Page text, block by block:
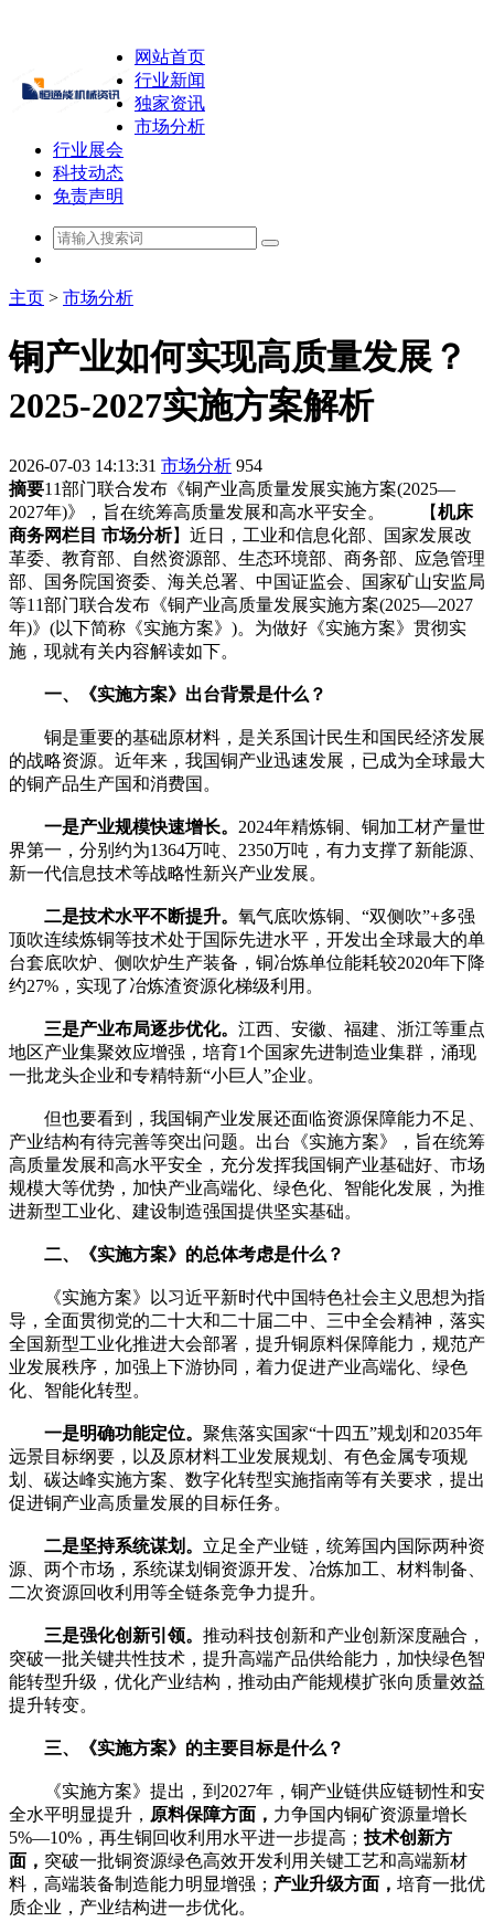
网站首页
行业新闻
独家资讯
市场分析
行业展会
科技动态
免责声明
主页 > 市场分析
铜产业如何实现高质量发展？
2025-2027实施方案解析
2026-07-03 14:13:31 市场分析 954
摘要11部门联合发布《铜产业高质量发展实施方案(2025—
2027年)》，旨在统筹高质量发展和高水平安全。 【机床
商务网栏目 市场分析】近日，工业和信息化部、国家发展改
革委、教育部、自然资源部、生态环境部、商务部、应急管理
部、国务院国资委、海关总署、中国证监会、国家矿山安监局
等11部门联合发布《铜产业高质量发展实施方案(2025—2027
年)》(以下简称《实施方案》)。为做好《实施方案》贯彻实
施，现就有关内容解读如下。
一、《实施方案》出台背景是什么？
铜是重要的基础原材料，是关系国计民生和国民经济发展
的战略资源。近年来，我国铜产业迅速发展，已成为全球最大
的铜产品生产国和消费国。
一是产业规模快速增长。 2024年精炼铜、铜加工材产量世
界第一，分别约为1364万吨、2350万吨，有力支撑了新能源、
新一代信息技术等战略性新兴产业发展。
二是技术水平不断提升。 氧气底吹炼铜、“双侧吹”+多强
顶吹连续炼铜等技术处于国际先进水平，开发出全球最大的单
台套底吹炉、侧吹炉生产装备，铜冶炼单位能耗较2020年下降
约27%，实现了冶炼渣资源化梯级利用。
三是产业布局逐步优化。 江西、安徽、福建、浙江等重点
地区产业集聚效应增强，培育1个国家先进制造业集群，涌现
一批龙头企业和专精特新“小巨人”企业。
但也要看到，我国铜产业发展还面临资源保障能力不足、
产业结构有待完善等突出问题。出台《实施方案》，旨在统筹
高质量发展和高水平安全，充分发挥我国铜产业基础好、市场
规模大等优势，加快产业高端化、绿色化、智能化发展，为推
进新型工业化、建设制造强国提供坚实基础。
二、《实施方案》的总体考虑是什么？
《实施方案》以习近平新时代中国特色社会主义思想为指
导，全面贯彻党的二十大和二十届二中、三中全会精神，落实
全国新型工业化推进大会部署，提升铜原料保障能力，规范产
业发展秩序，加强上下游协同，着力促进产业高端化、绿色
化、智能化转型。
一是明确功能定位。 聚焦落实国家“十四五”规划和2035年
远景目标纲要，以及原材料工业发展规划、有色金属专项规
划、碳达峰实施方案、数字化转型实施指南等有关要求，提出
促进铜产业高质量发展的目标任务。
二是坚持系统谋划。 立足全产业链，统筹国内国际两种资
源、两个市场，系统谋划铜资源开发、冶炼加工、材料制备、
二次资源回收利用等全链条竞争力提升。
三是强化创新引领。 推动科技创新和产业创新深度融合，
突破一批关键共性技术，提升高端产品供给能力，加快绿色智
能转型升级，优化产业结构，推动由产能规模扩张向质量效益
提升转变。
三、《实施方案》的主要目标是什么？
《实施方案》提出，到2027年，铜产业链供应链韧性和安
全水平明显提升， 原料保障方面， 力争国内铜矿资源量增长
5%—10%，再生铜回收利用水平进一步提高； 技术创新方
面， 突破一批铜资源绿色高效开发利用关键工艺和高端新材
料，高端装备制造能力明显增强； 产业升级方面， 培育一批优
质企业，产业结构进一步优化。